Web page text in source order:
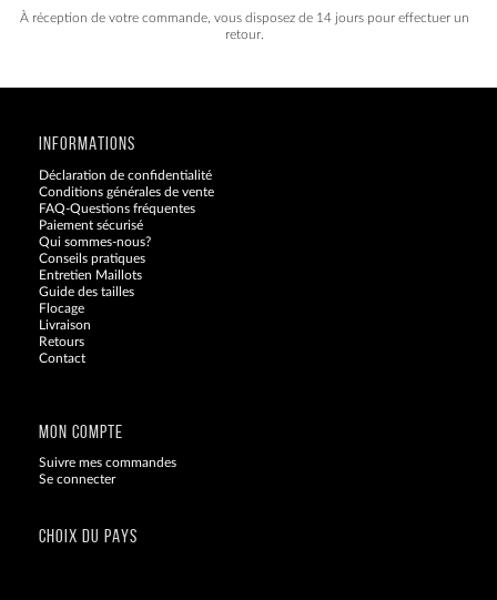
À réception de votre commande, vous disposez de 14 jours pour effectuer un
retour.
INFORMATIONS
Déclaration de confidentialité
Conditions générales de vente
FAQ-Questions fréquentes
Paiement sécurisé
Qui sommes-nous?
Conseils pratiques
Entretien Maillots
Guide des tailles
Flocage
Livraison
Retours
Contact
MON COMPTE
Suivre mes commandes
Se connecter
CHOIX DU PAYS